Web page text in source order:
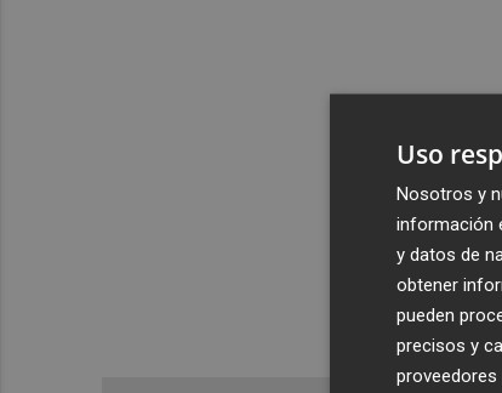
Uso
Nosotros y
información
y datos de
obtener
pueden
precisos y
proveedores